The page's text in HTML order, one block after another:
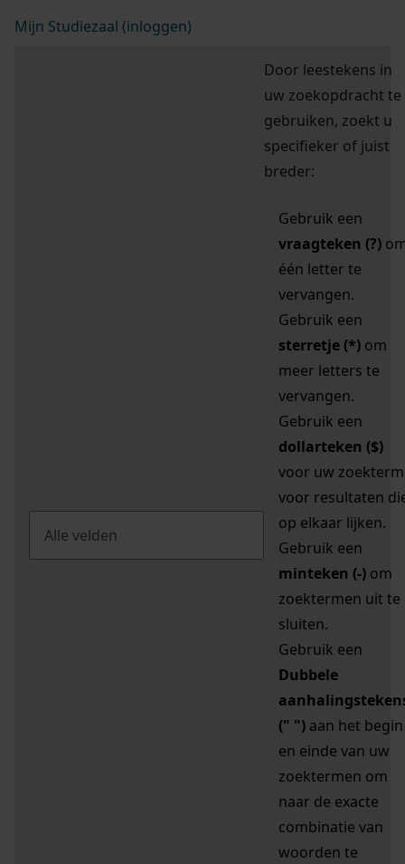
Mijn Studiezaal (inloggen)
Door leestekens in
uw zoekopdracht te
gebruiken, zoekt u
specifieker of juist
breder:
Gebruik een
vraagteken (?)
één letter te
vervangen.
Gebruik een
sterretje (*) om
meer letters te
vervangen.
Gebruik een
dollarteken ($)
voor uw zoekterm
voor resultaten
op elkaar lijken.
Gebruik een
minteken (-) om
zoektermen uit te
sluiten.
Gebruik een
Dubbele
(" ") aan het begin
en einde van uw
zoektermen om
naar de exacte
combinatie van
woorden te